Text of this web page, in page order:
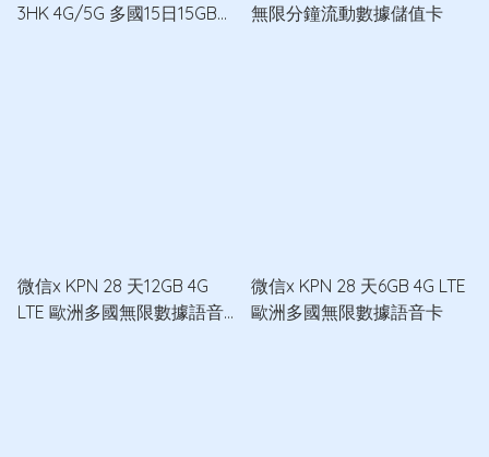
3HK 4G/5G 多國15日15GB無
無限分鐘流動數據儲值卡
微信x KPN 28 天12GB 4G
LTE 歐洲多國無限數據語音
微信x KPN 28 天6GB 4G LTE
歐洲多國無限數據語音卡